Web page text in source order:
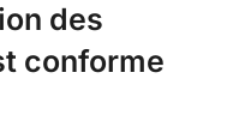
des
conforme